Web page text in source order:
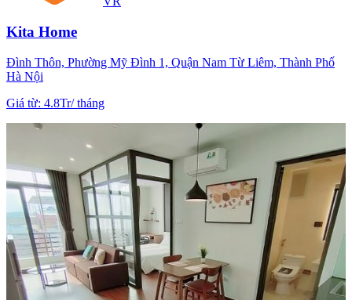
Kita Home
Đình Thôn, Phường Mỹ Đình 1, Quận Nam Từ Liêm, Thành Phố
Hà Nội
Giá từ: 4.8Tr/tháng